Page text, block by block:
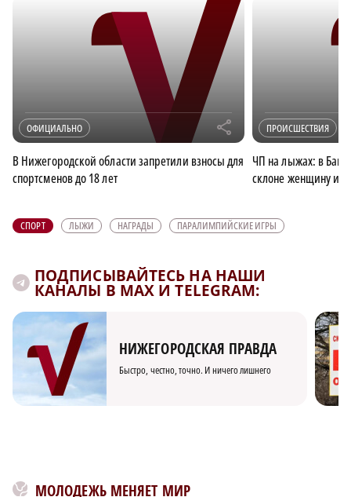
ОФИЦИАЛЬНО r
В Нижегородской области запретили взносы для
спортсменов до 18 лет
ПРОИСШЕСТВИЯ
ЧП на лыжах: в
склоне женщину и
СПОРТ ЛЫЖИ НАГРАДЫ ПАРАЛИМПИЙСКИЕ ИГРЫ
ПОДПИСЫВАЙТЕСЬ НА НАШИ
КАНАЛЫ В MAX И TELEGRAM:
НИЖЕГОРОДСКАЯ ПРАВДА
Быстро, честно, точно. И ничего лишнего
МОЛОДЕЖЬ МЕНЯЕТ МИР